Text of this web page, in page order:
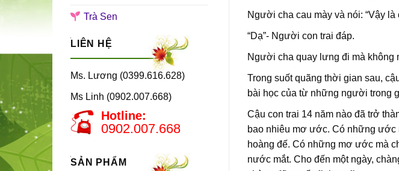
Trà Sen
LIÊN HỆ
Ms. Lương (0399.616.628)
Ms Linh (0902.007.668)
Hotline:
0902.007.668
SẢN PHẨM
Người cha cau mày và nói: “Vậy
“Dạ”- Người con trai đáp.
Người cha quay lưng đi mà không
Trong suốt quãng thời gian sau,
bài học của từ những người trong
Cậu con trai 14 năm nào đã trở
bao nhiêu mơ ước. Có những ước
hoàng đế. Có những mơ ước mà
nước mắt. Cho đến một ngày,